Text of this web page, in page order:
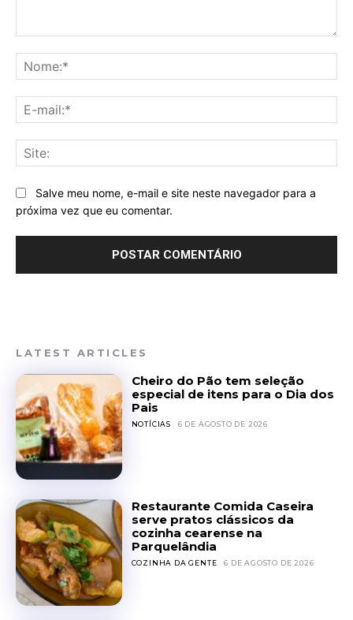
Salve meu nome, e-mail e site neste navegador para a
próxima vez que eu comentar.
LATEST ARTICLES
Cheiro do Pão tem seleção
especial de itens para o Dia dos
Pais
NOTÍCIAS 6 DE AGOSTO DE 2026
Restaurante Comida Caseira
serve pratos clássicos da
cozinha cearense na
Parquelândia
COZINHA DA GENTE 6 DE AGOSTO DE 2026